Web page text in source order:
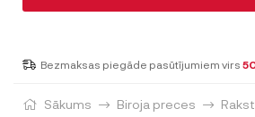
Bezmaksas piegāde pasūtījumiem virs
Sākums Biroja preces